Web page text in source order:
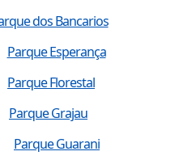
dos Bancarios
Parque Esperança
Parque Florestal
Parque Grajau
Parque Guarani